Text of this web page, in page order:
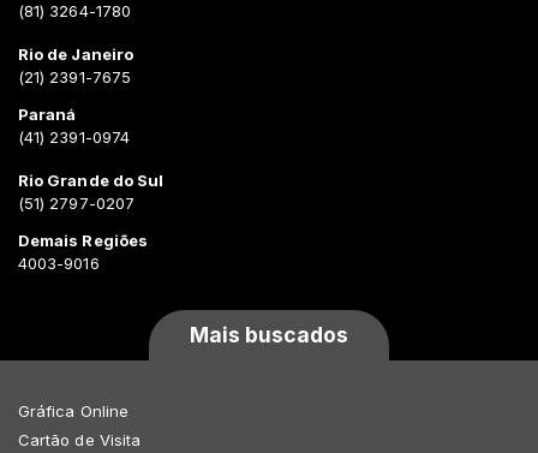
(81) 3264-1780
Rio de Janeiro
(21) 2391-7675
Paraná
(41) 2391-0974
Rio Grande do Sul
(51) 2797-0207
Demais Regiões
4003-9016
Mais buscados
Gráfica Online
Cartão de Visita